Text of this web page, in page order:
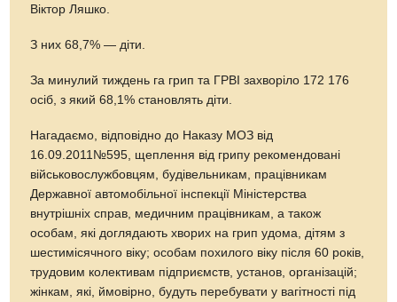
Віктор Ляшко.
З них 68,7% — діти.
За минулий тиждень га грип та ГРВІ захворіло 172 176
осіб, з який 68,1% становлять діти.
Нагадаємо, відповідно до Наказу МОЗ від
16.09.2011№595, щеплення від грипу рекомендовані
військовослужбовцям, будівельникам, працівникам
Державної автомобільної інспекції Міністерства
внутрішніх справ, медичним працівникам, а також
особам, які доглядають хворих на грип удома, дітям з
шестимісячного віку; особам похилого віку після 60 років,
трудовим колективам підприємств, установ, організацій;
жінкам, які, ймовірно, будуть перебувати у вагітності під